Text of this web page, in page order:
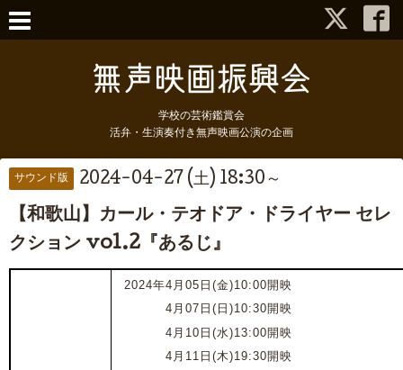
学校の芸術鑑賞会
活弁・生演奏付き無声映画公演の企画
サウンド版 2024-04-27 (土) 18:30～
【和歌山】カール・テオドア・ドライヤー セレ
クション vol.2『あるじ』
2024年4月05日(金)10:00開映
4月07日(日)10:30開映
4月10日(水)13:00開映
4月11日(木)19:30開映